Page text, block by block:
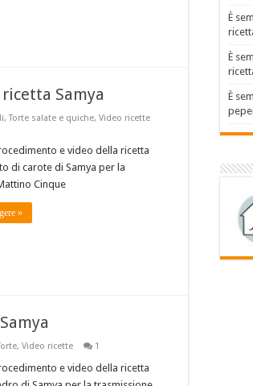
Samya
,Torte salate e quiche, Video ricette
e video della ricetta
di carote di Samya per la
Cinque
»
, Video ricette 1
e video della ricetta
È
È
È